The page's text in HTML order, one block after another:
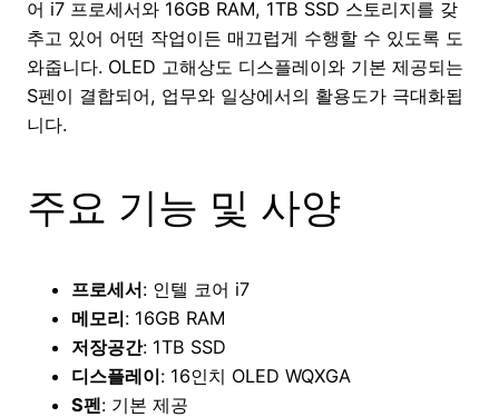
어 i7 프로세서와 16GB RAM, 1TB SSD 스토리지를 갖
추고 있어 어떤 작업이든 매끄럽게 수행할 수 있도록 도
와줍니다. OLED 고해상도 디스플레이와 기본 제공되는
S펜이 결합되어, 업무와 일상에서의 활용도가 극대화됩
니다.
주요 기능 및 사양
프로세서: 인텔 코어 i7
메모리: 16GB RAM
저장공간: 1TB SSD
디스플레이: 16인치 OLED WQXGA
S펜: 기본 제공